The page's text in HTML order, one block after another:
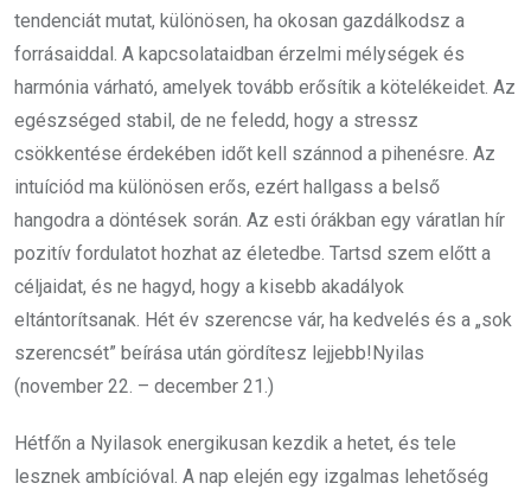
tendenciát mutat, különösen, ha okosan gazdálkodsz a
forrásaiddal. A kapcsolataidban érzelmi mélységek és
harmónia várható, amelyek tovább erősítik a kötelékeidet. Az
egészséged stabil, de ne feledd, hogy a stressz
csökkentése érdekében időt kell szánnod a pihenésre. Az
intuíciód ma különösen erős, ezért hallgass a belső
hangodra a döntések során. Az esti órákban egy váratlan hír
pozitív fordulatot hozhat az életedbe. Tartsd szem előtt a
céljaidat, és ne hagyd, hogy a kisebb akadályok
eltántorítsanak. Hét év szerencse vár, ha kedvelés és a „sok
szerencsét” beírása után gördítesz lejjebb!Nyilas
(november 22. – december 21.)
Hétfőn a Nyilasok energikusan kezdik a hetet, és tele
lesznek ambícióval. A nap elején egy izgalmas lehetőség